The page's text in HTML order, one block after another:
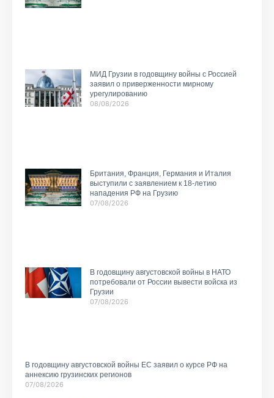
МИД Грузии в годовщину войны с Россией
заявил о приверженности мирному
урегулированию
08/08/2026
Британия, Франция, Германия и Италия
выступили с заявлением к 18-летию
нападения РФ на Грузию
07/08/2026
В годовщину августовской войны в НАТО
потребовали от России вывести войска из
Грузии
07/08/2026
В годовщину августовской войны ЕС заявил о курсе РФ на
аннексию грузинских регионов
07/08/2026